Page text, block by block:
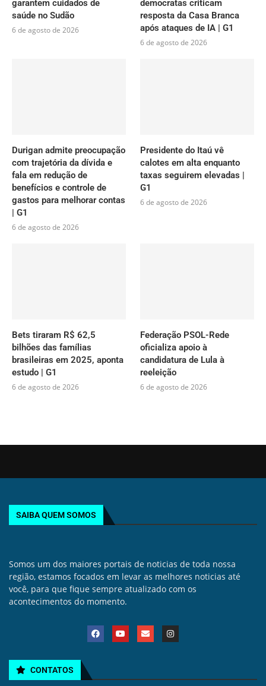
garantem cuidados de
saúde no Sudão
6 de agosto de 2026
democratas criticam
resposta da Casa Branca
após ataques de IA | G1
6 de agosto de 2026
Durigan admite preocupação
com trajetória da dívida e
fala em redução de
benefícios e controle de
gastos para melhorar contas
| G1
6 de agosto de 2026
Presidente do Itaú vê
calotes em alta enquanto
taxas seguirem elevadas |
G1
6 de agosto de 2026
Bets tiraram R$ 62,5
bilhões das famílias
brasileiras em 2025, aponta
estudo | G1
6 de agosto de 2026
Federação PSOL-Rede
oficializa apoio à
candidatura de Lula à
reeleição
6 de agosto de 2026
SAIBA QUEM SOMOS
Somos um dos maiores portais de noticias de toda nossa
região, estamos focados em levar as melhores noticias até
você, para que fique sempre atualizado com os
acontecimentos do momento.
CONTATOS